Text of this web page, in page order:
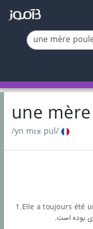
une
/yn mɛʁ pul/
1.Elle a toujours été